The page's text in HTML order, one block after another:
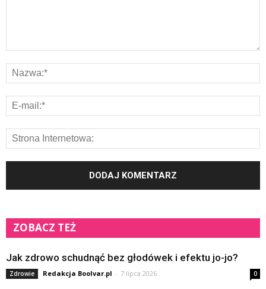
ZOBACZ TEŻ
Jak zdrowo schudnąć bez głodówek i efektu jo-jo?
Zdrowie Redakcja Boolvar.pl - 7 lipca 2026 0